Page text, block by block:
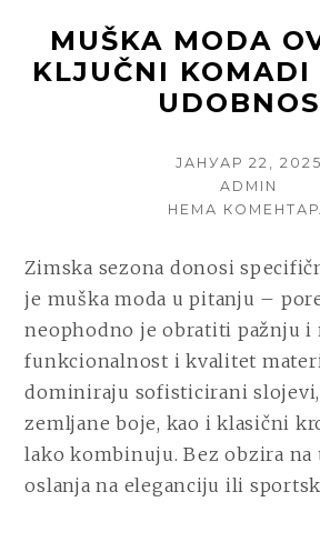
MUŠKA MODA
KLJUČNI
POSTED
ЈАНУАР 22, 2025
AUTHOR
ADMIN
НЕМА
Zimska sezona donosi
je muška moda u pitanju –
neophodno je obratiti pažnju i
funkcionalnost i kvalitet
dominiraju sofisticirani
zemljane boje, kao i klasični
lako kombinuju. Bez obzira na
oslanja na eleganciju ili